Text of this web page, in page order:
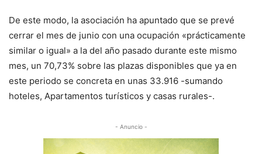
De este modo, la asociación ha apuntado que se prevé
cerrar el mes de junio con una ocupación «prácticamente
similar o igual» a la del año pasado durante este mismo
mes, un 70,73% sobre las plazas disponibles que ya en
este periodo se concreta en unas 33.916 -sumando
hoteles, Apartamentos turísticos y casas rurales-.
- Anuncio -